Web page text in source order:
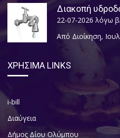
Διακοπή
22-07-2026 λόγω
Από Διοίκηση,
ΧΡΗΣΙΜΑ LINKS
i-bill
Διαύγεια
Δήμος Δίου Ολύμπου